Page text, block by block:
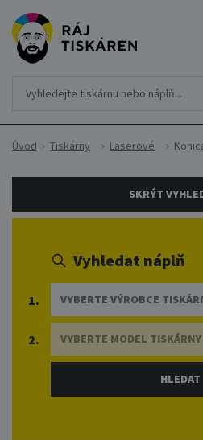
Úvod Tiskárny Laserové
SKRÝT
Vyhledat náplň
VYBERTE VÝROBCE
1.
VYBERTE MODEL TISKÁRNY
2.